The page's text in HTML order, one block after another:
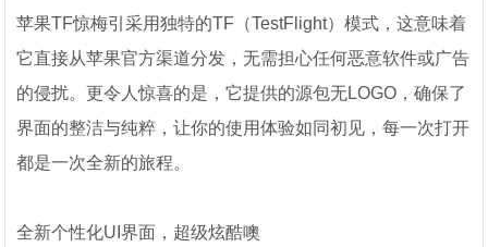
苹果TF惊梅引采用独特的TF（TestFlight）模式，这意味着
它直接从苹果官方渠道分发，无需担心任何恶意软件或广告
的侵扰。更令人惊喜的是，它提供的源包无LOGO，确保了
界面的整洁与纯粹，让你的使用体验如同初见，每一次打开
都是一次全新的旅程。
全新个性化UI界面，超级炫酷噢